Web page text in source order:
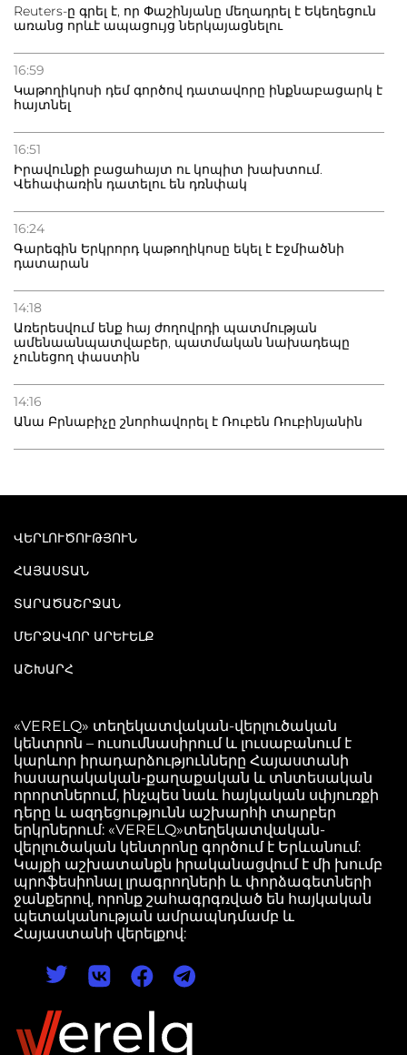
Reuters-ը գրել է, որ Փաշինյանը մեղադրել է Եկեղեցուն
առանց որևէ ապացույց ներկայացնելու
16:59
Կաթողիկոսի դեմ գործով դատավորը ինքնաբացարկ է
հայտնել
16:51
Իրավունքի բացահայտ ու կոպիտ խախտում.
Վեհափառին դատելու են դռնփակ
16:24
Գարեգին Երկրորդ կաթողիկոսը եկել է Էջմիածնի
դատարան
14:18
Առերեսվում ենք հայ ժողովրդի պատմության
ամենաանպատվաբեր, պատմական նախադեպը
չունեցող փաստին
14:16
Անա Բրնաբիչը շնորհավորել է Ռուբեն Ռուբինյանին
ՎԵՐԼՈՒԾՈՒԹՅՈՒՆ
ՀԱՅԱՍՏԱՆ
ՏԱՐԱԾԱՇՐՋԱՆ
ՄԵՐՁԱՎՈՐ ԱՐԵՒԵԼՔ
ԱՇԽԱՐՀ
«VERELQ» տեղեկատվական-վերլուծական
կենտրոն – ուսումնասիրում և լուսաբանում է
կարևոր իրադարձությունները Հայաստանի
հասարակական-քաղաքական և տնտեսական
որորտներում, ինչպես նաև հայկական սփյուռքի
դերը և ազդեցությունն աշխարհի տարբեր
երկրներում: «VERELQ»տեղեկատվական-
վերլուծական կենտրոնը գործում է Երևանում:
Կայքի աշխատանքն իրականացվում է մի խումբ
պրոֆեսիոնալ լրագրողների և փորձագետների
ջանքերով, որոնք շահագրգռված են հայկական
պետականության ամրապնդմամբ և
Հայաստանի վերելքով: